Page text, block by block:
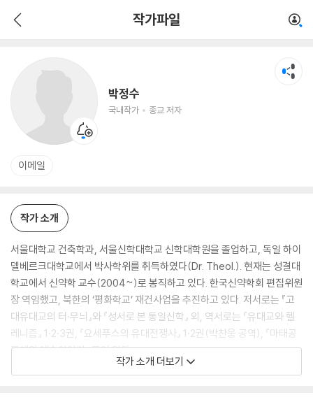
작가파일
박정수
국내작가 종교 저자
이메일
작가 소개
서울대학교 건축학과, 서울신학대학교 신학대학원을 졸업하고, 독일 하이
델베르크대학교에서 박사학위를 취득하였다(Dr. Theol.). 현재는 성결대
학교에서 신약학 교수(2004~)로 봉직하고 있다. 한국신약학회 편집위원
장 역임했고, 북한의 ‘평화학교’ 재건사업을 추진하고 있다. 저서로는 『고
대유대교의 터·무늬』와 『성서로 본 통일신학』 외, 역서로는 『유대교와 헬
레니즘』 1·2·3권, 『요세푸스의 유대전쟁사』 1·2권(박찬웅 공역), 『마태공
동체의 예수이야기』 등이 있다.
작가 소개 더보기